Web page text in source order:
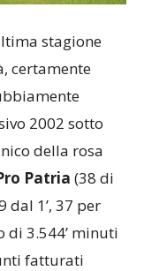
stagione
certamente
2002 sotto
della rosa
Patria (38 di
dal 1’, 37 per
di 3.544’ minuti
fatturati